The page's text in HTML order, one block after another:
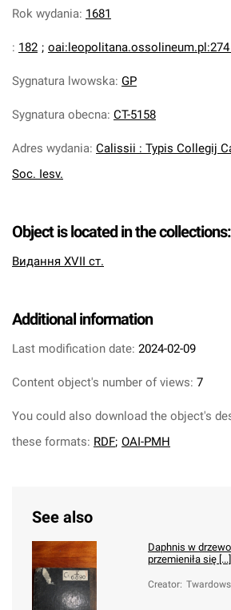
Rok wydania: 1681
: 182 ; oai:leopolitana.ossolineum.pl:274
Sygnatura lwowska: GP
Sygnatura obecna: CT-5158
Adres wydania: Calissii : Typis Collegij
Soc. Iesv.
Object is located in the collections:
Видання XVII ст.
Additional information
Last modification date: 2024-02-09
Content object's number of views: 7
You could also download the object's
these formats: RDF; OAI-PMH
See also
Daphnis w
przemieniła się [...]
Creator: